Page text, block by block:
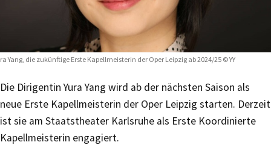
Yang, die zukünftige Erste Kapellmeisterin der Oper Leipzig ab 2024/25 © YY
Die Dirigentin Yura Yang wird ab der nächsten Saison als
neue Erste Kapellmeisterin der Oper Leipzig starten. Derzeit
ist sie am Staatstheater Karlsruhe als Erste Koordinierte
Kapellmeisterin engagiert.